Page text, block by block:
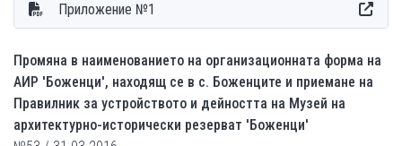
Приложение №1
Промяна в наименованието на организационната форма на
АИР 'Боженци', находящ се в с. Боженците и приемане на
Правилник за устройството и дейността на Музей на
архитектурно-исторически резерват 'Боженци'